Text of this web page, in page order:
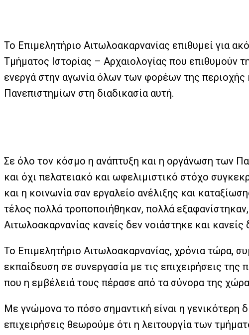
Το Επιμελητήριο Αιτωλοακαρνανίας επιθυμεί για
Τμήματος Ιστορίας – Αρχαιολογίας που επιθυμούν
ενεργά στην αγωνία όλων των φορέων της περιοχής
Πανεπιστημίων στη διαδικασία αυτή.
Σε όλο τον κόσμο η ανάπτυξη και η οργάνωση των
και όχι πελατειακό και ωφελιμιστικό στόχο
και η κοινωνία σαν εργαλείο ανέλιξης και
τέλος πολλά τροποποιήθηκαν, πολλά
Αιτωλοακαρνανίας κανείς δεν νοιάστηκε και
Το Επιμελητήριο Αιτωλοακαρνανίας, χρόνια τώρα,
εκπαίδευση σε συνεργασία με τις επιχειρήσεις
που η εμβέλειά τους πέρασε από τα σύνορα της
Με γνώμονα το πόσο σημαντική είναι η γενικότερη
επιχειρήσεις θεωρούμε ότι η λειτουργία των